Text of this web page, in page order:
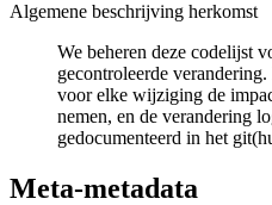
Algemene beschrijving herkomst
We beheren deze codelijst
gecontroleerde
voor elke wijziging de
nemen, en de verandering
gedocumenteerd in het
Meta-metadata